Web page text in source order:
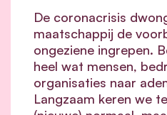
De coronacrisis
maatschappij de
ongeziene ingrepen.
heel wat mensen,
organisaties naar
Langzaam keren we